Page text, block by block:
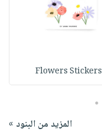
Flowers Stickers
5
المزيد من البنود »